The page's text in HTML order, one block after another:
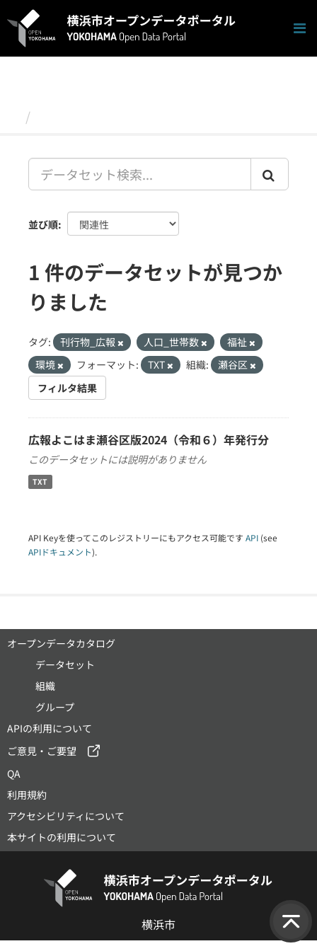
キ
並び順
1 件のデータセットが見つか
りました
タグ: 刊行物_広報 人口_世帯数
福祉
環境
フォーマット: TXT 組織:
瀬谷区
フィルタ結果
広報よこはま瀬谷区版2024（令和６）年発行分
このデータセットには説明がありません
TXT
API Keyを使ってこのレジストリーにもアクセス可能です API (see
APIドキュメント).
オープンデータカタログ
データセット
組織
グループ
APIの利用について
ご意見・ご要望
QA
利用規約
アクセシビリティについて
本サイトの利用について
横浜市